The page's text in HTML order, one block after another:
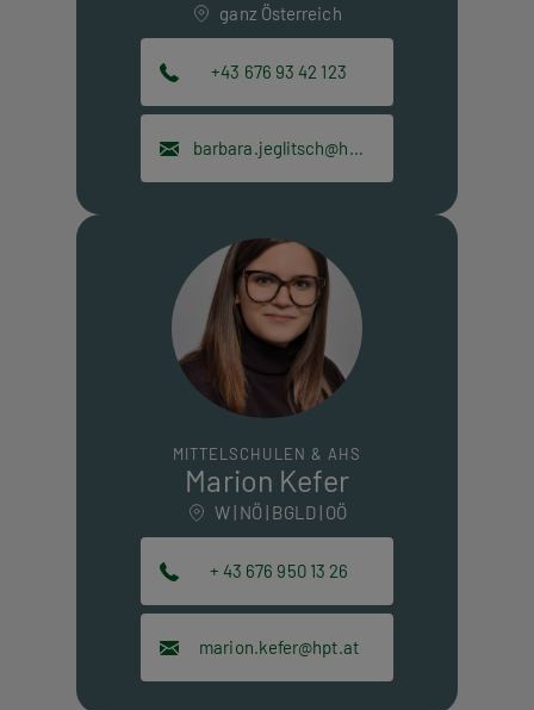
ganz Österreich
+43 676 93 42 123
barbara.jeglitsch@hpt.at
MITTELSCHULEN & AHS
Marion Kefer
W | NÖ | BGLD | OÖ
+ 43 676 950 13 26
marion.kefer@hpt.at